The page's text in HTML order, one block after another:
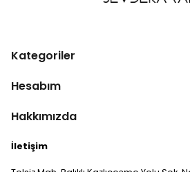
Kategoriler
Hesabım
Hakkımızda
İletişim